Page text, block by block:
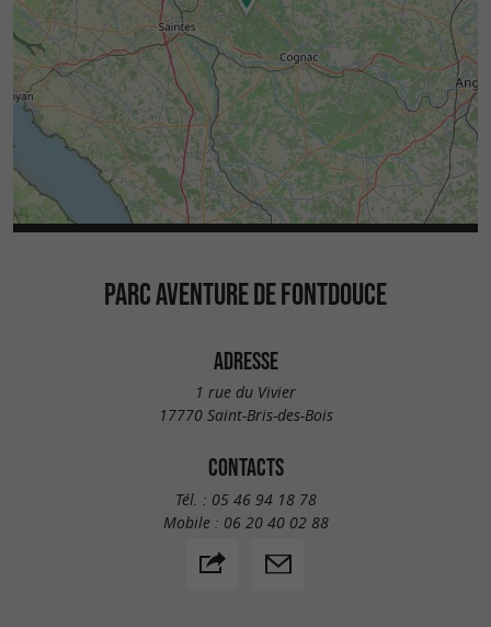
PARC AVENTURE DE FONTDOUCE
ADRESSE
1 rue du Vivier
17770 Saint-Bris-des-Bois
CONTACTS
Tél. : 05 46 94 18 78
Mobile : 06 20 40 02 88